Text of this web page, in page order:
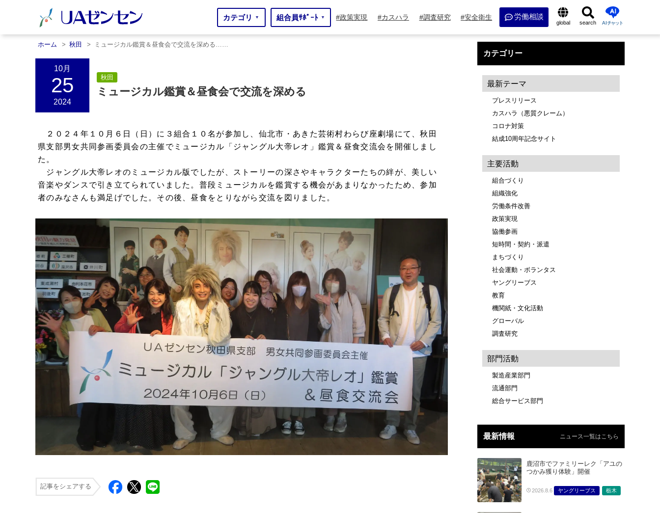
カテゴリ ▼ 組合員ｻﾎﾟｰﾄ ▼ 政策実現 カスハラ 調査研究 安全衛生 労働相談
global search AIチャット
ホーム 秋田 ミュージカル鑑賞＆昼食会で交流を深める……
10月
25
2024
秋田
ミュージカル鑑賞＆昼食会で交流を深める
２０２４年１０月６日（日）に３組合１０名が参加し、仙北市・あきた芸術村わらび座劇場にて、秋田
県支部男女共同参画委員会の主催でミュージカル「ジャングル大帝レオ」鑑賞＆昼食交流会を開催しまし
た。
ジャングル大帝レオのミュージカル版でしたが、ストーリーの深さやキャラクターたちの絆が、美しい
音楽やダンスで引き立てられていました。普段ミュージカルを鑑賞する機会があまりなかったため、参加
者のみなさんも満足げでした。その後、昼食をとりながら交流を図りました。
記事をシェアする
カテゴリー
最新テーマ
プレスリリース
カスハラ（悪質クレーム）
コロナ対策
結成10周年記念サイト
主要活動
組合づくり
組織強化
労働条件改善
政策実現
協働参画
短時間・契約・派遣
まちづくり
社会運動・ボランタス
ヤングリーブス
教育
機関紙・文化活動
グローバル
調査研究
部門活動
製造産業部門
流通部門
総合サービス部門
最新情報 ニュース一覧はこちら
鹿沼市でファミリーレク「アユの
つかみ獲り体験」開催
2026.8.6 ヤングリーブス 栃木